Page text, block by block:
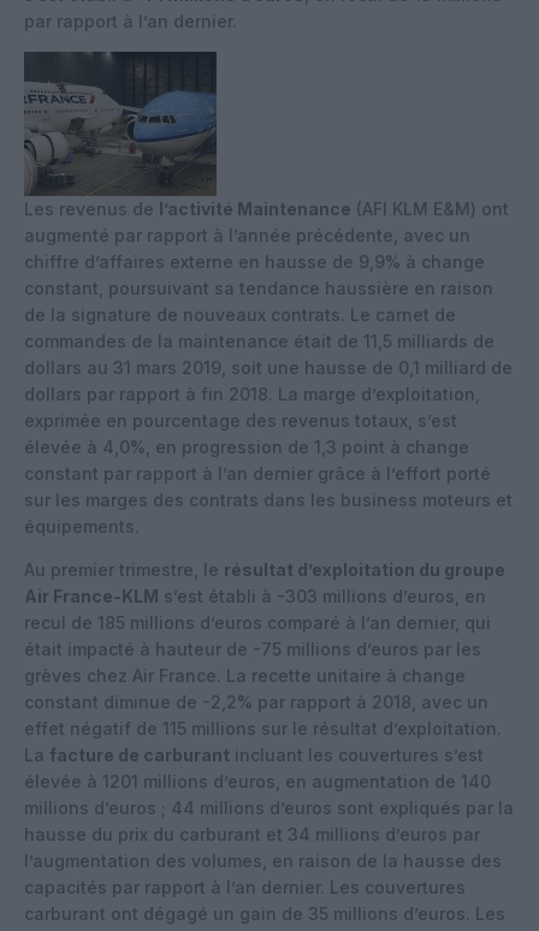
par rapport à l’an dernier.
Les revenus de l’activité Maintenance (AFI KLM E&M) ont
augmenté par rapport à l’année précédente, avec un
chiffre d’affaires externe en hausse de 9,9% à change
constant, poursuivant sa tendance haussière en raison
de la signature de nouveaux contrats. Le carnet de
commandes de la maintenance était de 11,5 milliards de
dollars au 31 mars 2019, soit une hausse de 0,1 milliard de
dollars par rapport à fin 2018. La marge d’exploitation,
exprimée en pourcentage des revenus totaux, s’est
élevée à 4,0%, en progression de 1,3 point à change
constant par rapport à l’an dernier grâce à l’effort porté
sur les marges des contrats dans les business moteurs et
équipements.
Au premier trimestre, le résultat d’exploitation du groupe
Air France-KLM s’est établi à -303 millions d’euros, en
recul de 185 millions d’euros comparé à l’an dernier, qui
était impacté à hauteur de -75 millions d’euros par les
grèves chez Air France. La recette unitaire à change
constant diminue de -2,2% par rapport à 2018, avec un
effet négatif de 115 millions sur le résultat d’exploitation.
La facture de carburant incluant les couvertures s’est
élevée à 1201 millions d’euros, en augmentation de 140
millions d’euros ; 44 millions d’euros sont expliqués par la
hausse du prix du carburant et 34 millions d’euros par
l’augmentation des volumes, en raison de la hausse des
capacités par rapport à l’an dernier. Les couvertures
carburant ont dégagé un gain de 35 millions d’euros. Les